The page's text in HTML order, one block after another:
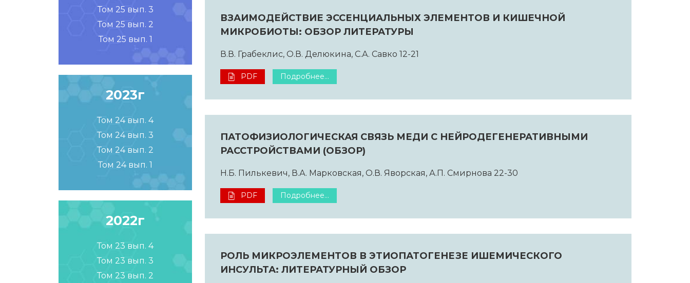
Том 25 вып. 3
Том 25 вып. 2
Том 25 вып. 1
2023г
Том 24 вып. 4
Том 24 вып. 3
Том 24 вып. 2
Том 24 вып. 1
2022г
Том 23 вып. 4
Том 23 вып. 3
Том 23 вып. 2
ВЗАИМОДЕЙСТВИЕ ЭССЕНЦИАЛЬНЫХ ЭЛЕМЕНТОВ И КИШЕЧНОЙ
МИКРОБИОТЫ: ОБЗОР ЛИТЕРАТУРЫ
В.В. Грабеклис, О.В. Делюкина, С.А. Савко 12-21
PDF Подробнее...
ПАТОФИЗИОЛОГИЧЕСКАЯ СВЯЗЬ МЕДИ С НЕЙРОДЕГЕНЕРАТИВНЫМИ
РАССТРОЙСТВАМИ (ОБЗОР)
Н.Б. Пилькевич, В.А. Марковская, О.В. Яворская, А.П. Смирнова 22-30
PDF Подробнее...
РОЛЬ МИКРОЭЛЕМЕНТОВ В ЭТИОПАТОГЕНЕЗЕ ИШЕМИЧЕСКОГО
ИНСУЛЬТА: ЛИТЕРАТУРНЫЙ ОБЗОР